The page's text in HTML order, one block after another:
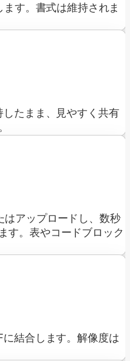
す。書式は維持されま
たまま、見やすく共有
はアップロードし、数秒
す。表やコードブロック
結合します。解像度は